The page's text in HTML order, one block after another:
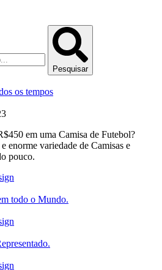
Pesquisar
em uma Camisa de Futebol?
enorme variedade de Camisas e
pouco.
todo o Mundo.